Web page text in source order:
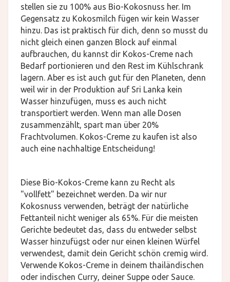
stellen sie zu 100% aus Bio-Kokosnuss her. Im
Gegensatz zu Kokosmilch fügen wir kein Wasser
hinzu. Das ist praktisch für dich, denn so musst du
nicht gleich einen ganzen Block auf einmal
aufbrauchen, du kannst dir Kokos-Creme nach
Bedarf portionieren und den Rest im Kühlschrank
lagern. Aber es ist auch gut für den Planeten, denn
weil wir in der Produktion auf Sri Lanka kein
Wasser hinzufügen, muss es auch nicht
transportiert werden. Wenn man alle Dosen
zusammenzählt, spart man über 20%
Frachtvolumen. Kokos-Creme zu kaufen ist also
auch eine nachhaltige Entscheidung!
Diese Bio-Kokos-Creme kann zu Recht als
"vollfett" bezeichnet werden. Da wir nur
Kokosnuss verwenden, beträgt der natürliche
Fettanteil nicht weniger als 65%. Für die meisten
Gerichte bedeutet das, dass du entweder selbst
Wasser hinzufügst oder nur einen kleinen Würfel
verwendest, damit dein Gericht schön cremig wird.
Verwende Kokos-Creme in deinem thailändischen
oder indischen Curry, deiner Suppe oder Sauce.